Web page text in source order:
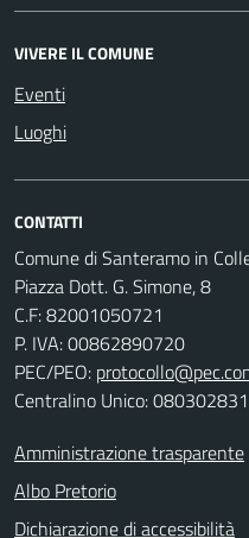
VIVERE IL COMUNE
Eventi
Luoghi
CONTATTI
Comune di Santeramo in
Piazza Dott. G. Simone, 8
C.F:82001050721
P. IVA:00862890720
PEC/PEO:
Centralino Unico:
Amministrazione trasparente
Albo Pretorio
Dichiarazione di accessibilità